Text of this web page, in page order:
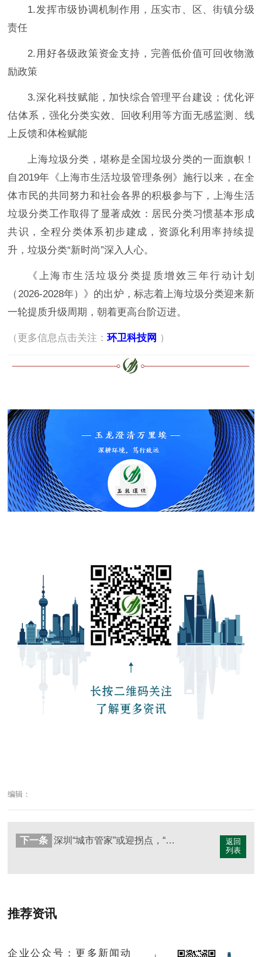
1.发挥市级协调机制作用，压实市、区、街镇分级
责任
2.用好各级政策资金支持，完善低价值可回收物激
励政策
3.深化科技赋能，加快综合管理平台建设；优化评
估体系，强化分类实效、回收利用等方面无感监测、线
上反馈和体检赋能
上海垃圾分类，堪称是全国垃圾分类的一面旗帜！
自2019年《上海市生活垃圾管理条例》施行以来，在全
体市民的共同努力和社会各界的积极参与下，上海生活
垃圾分类工作取得了显著成效：居民分类习惯基本形成
共识，全程分类体系初步建成，资源化利用率持续提
升，垃圾分类“新时尚”深入人心。
《上海市生活垃圾分类提质增效三年行动计划
（2026-2028年）》的出炉，标志着上海垃圾分类迎来新
一轮提质升级周期，朝着更高台阶迈进。
（更多信息点击关注：环卫科技网 ）
编辑：
返回
列表
下一条 深圳“城市管家”或迎拐点，“后端转运”单独招标
推荐资讯
企业公众号：更多新闻动